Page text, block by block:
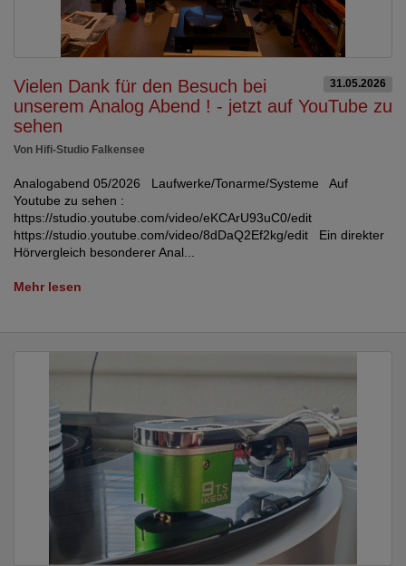
31.05.2026
Vielen Dank für den Besuch bei
unserem Analog Abend ! - jetzt auf YouTube zu
sehen
Von Hifi-Studio Falkensee
Analogabend 05/2026 Laufwerke/Tonarme/Systeme Auf
Youtube zu sehen :
https://studio.youtube.com/video/eKCArU93uC0/edit
https://studio.youtube.com/video/8dDaQ2Ef2kg/edit Ein direkter
Hörvergleich besonderer Anal...
Mehr lesen